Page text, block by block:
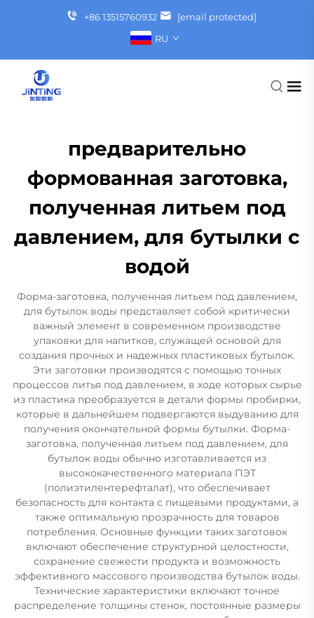
+86 13515760932
[email protected]
RU
предварительно
формованная заготовка,
полученная литьем под
давлением, для бутылки с
водой
Форма-заготовка, полученная литьем под давлением,
для бутылок воды представляет собой критически
важный элемент в современном производстве
упаковки для напитков, служащей основой для
создания прочных и надежных пластиковых бутылок.
Эти заготовки производятся с помощью точных
процессов литья под давлением, в ходе которых сырье
из пластика преобразуется в детали формы пробирки,
которые в дальнейшем подвергаются выдуванию для
получения окончательной формы бутылки. Форма-
заготовка, полученная литьем под давлением, для
бутылок воды обычно изготавливается из
высококачественного материала ПЭТ
(полиэтилентерефталат), что обеспечивает
безопасность для контакта с пищевыми продуктами, а
также оптимальную прозрачность для товаров
потребления. Основные функции таких заготовок
включают обеспечение структурной целостности,
сохранение свежести продукта и возможность
эффективного массового производства бутылок воды.
Технические характеристики включают точное
распределение толщины стенок, постоянные размеры